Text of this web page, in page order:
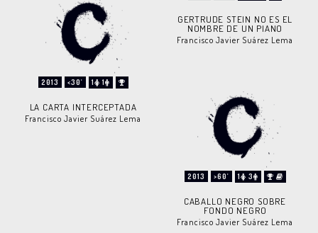
2013 <30' 1 1
LA CARTA INTERCEPTADA
Francisco Javier Suárez Lema
GERTRUDE STEIN NO ES EL
NOMBRE DE UN PIANO
Francisco Javier Suárez Lema
2013 >60' 1 3
CABALLO NEGRO SOBRE
FONDO NEGRO
Francisco Javier Suárez Lema